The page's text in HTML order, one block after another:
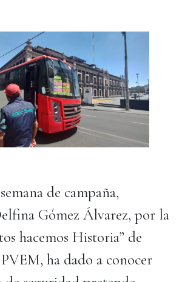
de campaña,
Gómez Álvarez, por la
hacemos Historia” de
ha dado a conocer